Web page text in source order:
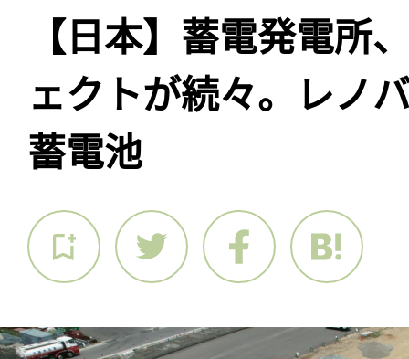
【日本】蓄電発電所
ェクトが続々。レノ
蓄電池